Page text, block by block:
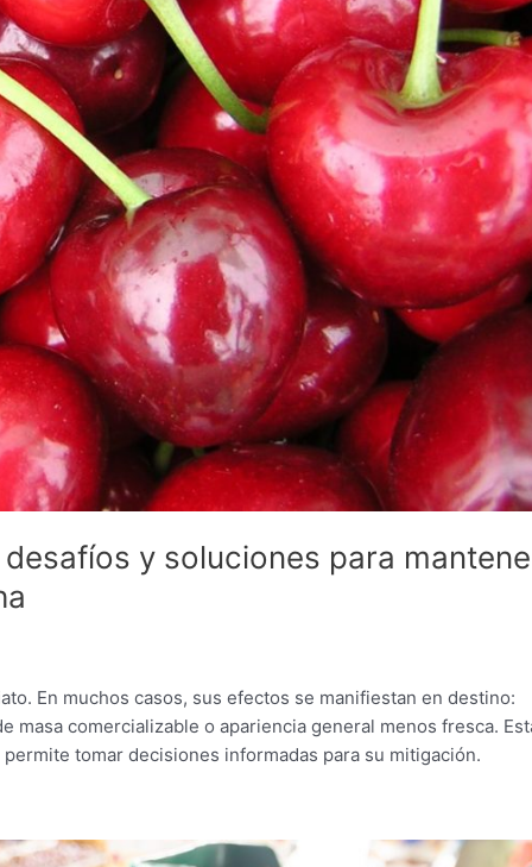
y soluciones para
En muchos casos, sus efectos se manifiestan en destino:
comercializable o apariencia general menos fresca.
tomar decisiones informadas para su mitigación.